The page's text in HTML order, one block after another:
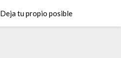
Deja tu propio posible